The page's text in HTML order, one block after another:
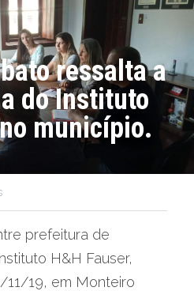
ressalta a
do Instituto
município.
prefeitura de
H&H Fauser,
11/19, em Monteiro